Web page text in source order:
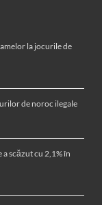
la jocurile de
de noroc ilegale
scăzut cu 2,1% în